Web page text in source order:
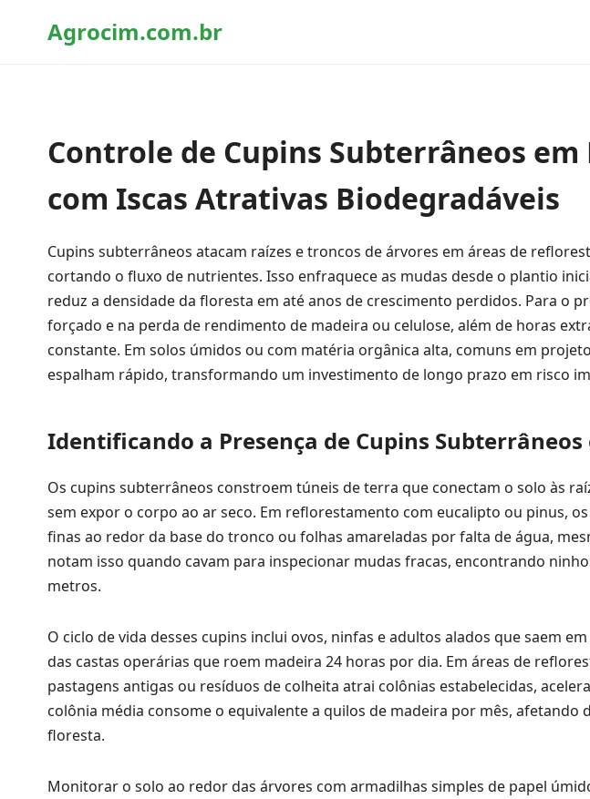
Agrocim.com.br
Controle de Cupins Subterrâneos
com Iscas Atrativas Biodegradáveis
Cupins subterrâneos atacam raízes e troncos de árvores em áreas de
cortando o fluxo de nutrientes. Isso enfraquece as mudas desde o plantio
reduz a densidade da floresta em até anos de crescimento perdidos. Para o
forçado e na perda de rendimento de madeira ou celulose, além de horas
constante. Em solos úmidos ou com matéria orgânica alta, comuns em
espalham rápido, transformando um investimento de longo prazo em risco
Identificando a Presença de Cupins
Os cupins subterrâneos constroem túneis de terra que conectam o solo às
sem expor o corpo ao ar seco. Em reflorestamento com eucalipto ou pinus,
finas ao redor da base do tronco ou folhas amareladas por falta de água,
notam isso quando cavam para inspecionar mudas fracas, encontrando
metros.
O ciclo de vida desses cupins inclui ovos, ninfas e adultos alados que saem
das castas operárias que roem madeira 24 horas por dia. Em áreas de
pastagens antigas ou resíduos de colheita atrai colônias estabelecidas,
colônia média consome o equivalente a quilos de madeira por mês,
floresta.
Monitorar o solo ao redor das árvores com armadilhas simples de papel